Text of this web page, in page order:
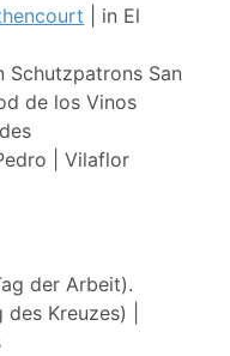
| in El
Schutzpatrons San
de los Vinos
| Vilaflor
der Arbeit).
Kreuzes) |